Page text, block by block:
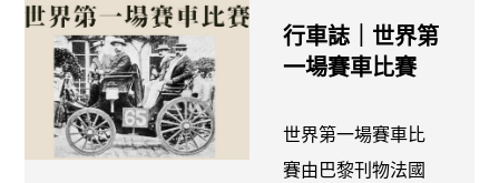
行車誌｜世界第
一場賽車比賽
世界第一場賽車比
賽由巴黎刊物法國